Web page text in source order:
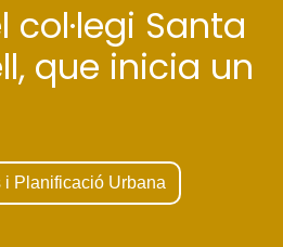
Santa
que inicia un
i Planificació Urbana